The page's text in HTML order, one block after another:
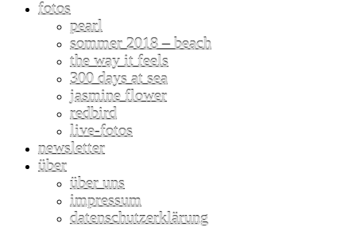
fotos
pearl
sommer 2018 – beach
the way it feels
300 days at sea
jasmine flower
redbird
live-fotos
newsletter
über
über uns
impressum
datenschutzerklärung